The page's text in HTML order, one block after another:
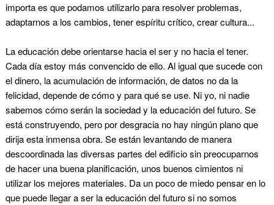
importa es que podamos utilizarlo para resolver problemas,
adaptarnos a los cambios, tener espíritu crítico, crear cultura...
La educación debe orientarse hacia el ser y no hacia el tener.
Cada día estoy más convencido de ello. Al igual que sucede con
el dinero, la acumulación de información, de datos no da la
felicidad, depende de cómo y para qué se use. Ni yo, ni nadie
sabemos cómo serán la sociedad y la educación del futuro. Se
está construyendo, pero por desgracia no hay ningún plano que
dirija esta inmensa obra. Se están levantando de manera
descoordinada las diversas partes del edificio sin preocuparnos
de hacer una buena planificación, unos buenos cimientos ni
utilizar los mejores materiales. Da un poco de miedo pensar en lo
que puede llegar a ser la educación del futuro si no somos